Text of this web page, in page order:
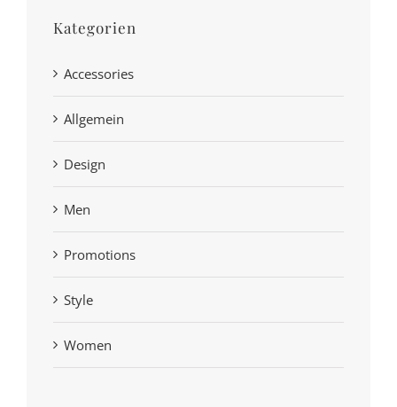
Kategorien
Accessories
Allgemein
Design
Men
Promotions
Style
Women